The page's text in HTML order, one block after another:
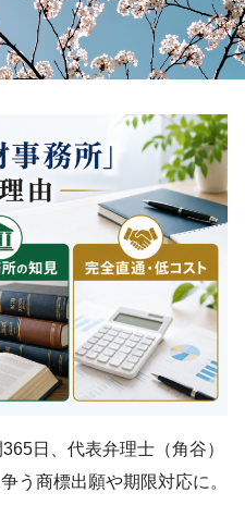
365日、代表弁理士（角谷）
う商標出願や期限対応に。